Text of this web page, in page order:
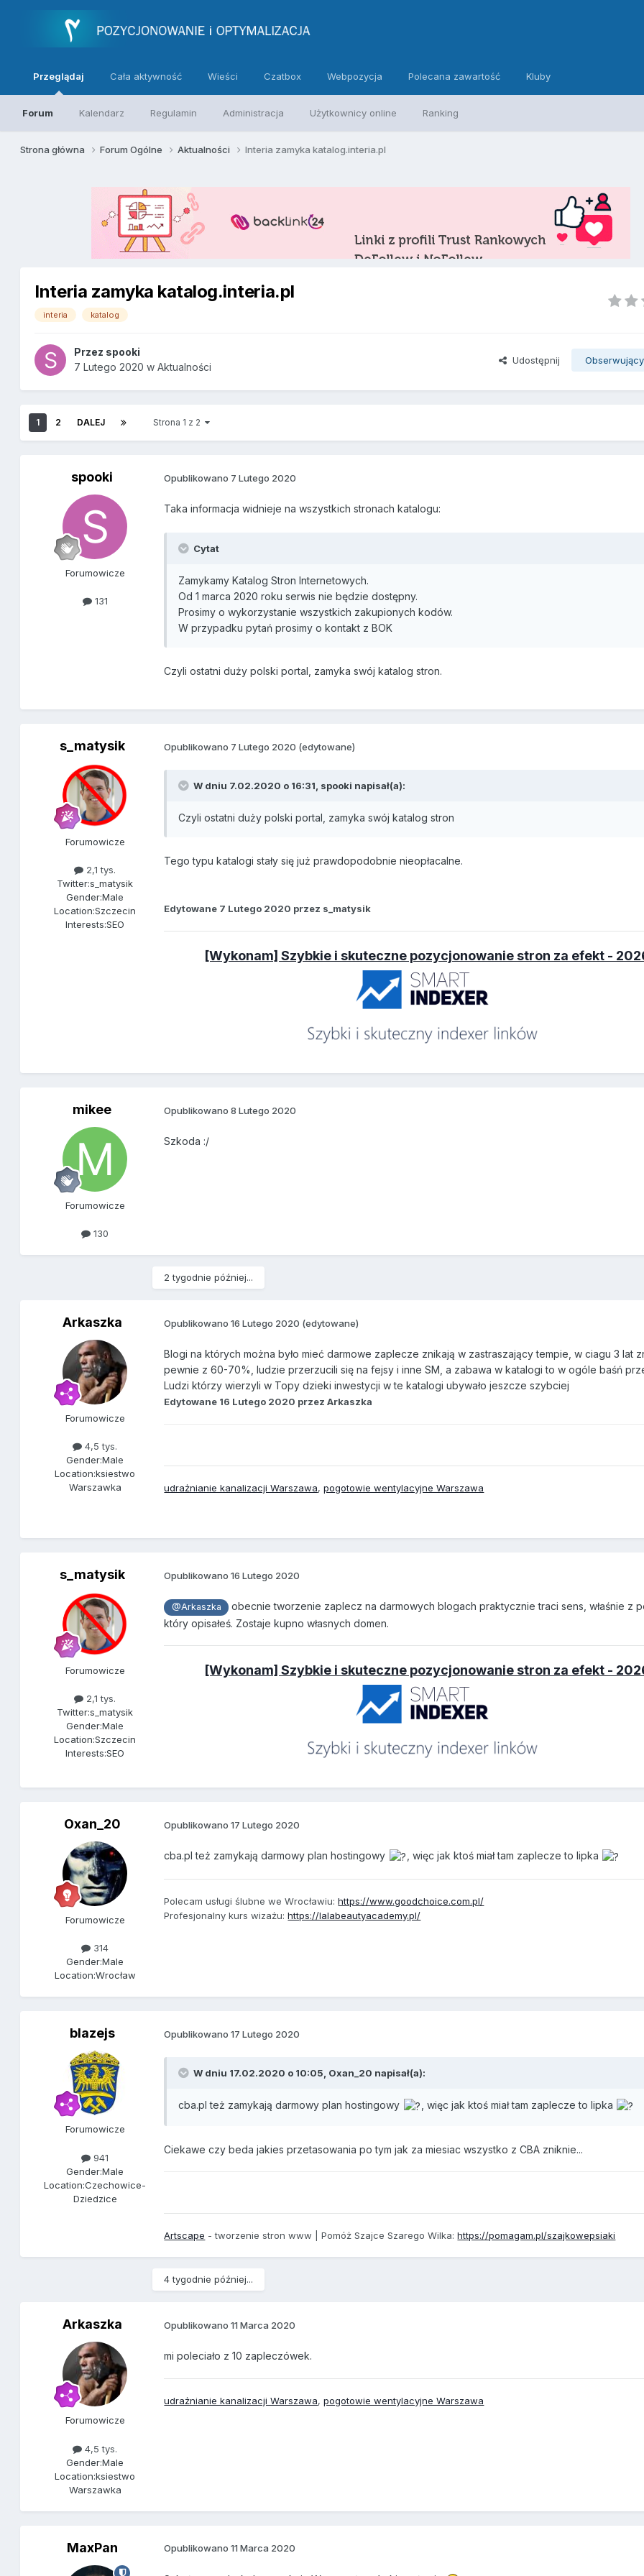
Przeglądaj
Forum Kalendarz Regulamin Administracja Użytkownicy online Ranking
Cała aktywność Wieści Czatbox Webpozycja Polecana zawartość Kluby
Strona główna Forum Ogólne Aktualności Interia zamyka katalog.interia.pl
Interia zamyka katalog.interia.pl
interia katalog
Przez spooki
7 Lutego 2020 wAktualności
Udostępnij Obserwujący
1 2 DALEJ Strona 1 z 2
spooki
Forumowicze
131
Opublikowano 7 Lutego 2020
Taka informacja widnieje na wszystkich stronach katalogu:
Cytat
Zamykamy Katalog Stron Internetowych.
Od 1 marca 2020 roku serwis nie będzie dostępny.
Prosimy o wykorzystanie wszystkich zakupionych kodów.
W przypadku pytań prosimy o kontakt z BOK
Czyli ostatni duży polski portal, zamyka swój katalog stron.
s_matysik
Forumowicze
2,1 tys.
Twitter:s_matysik
Gender:Male
Location:Szczecin
Interests:SEO
Opublikowano 7 Lutego 2020 (edytowane)
W dniu 7.02.2020 o 16:31, spooki napisał(a):
Czyli ostatni duży polski portal, zamyka swój katalog stron
Tego typu katalogi stały się już prawdopodobnie nieopłacalne.
Edytowane 7 Lutego 2020 przez s_matysik
[Wykonam] Szybkie i skuteczne pozycjonowanie stron za efekt -
mikee
Forumowicze
130
Opublikowano8 Lutego 2020
Szkoda :/
2 tygodnie później...
Arkaszka
Forumowicze
4,5 tys.
Gender:Male
Location:ksiestwo
Warszawka
Opublikowano16 Lutego 2020 (edytowane)
Blogi na których można było mieć darmowe zaplecze znikają w zastraszający tempie, w ciagu 3 lat
pewnie z 60-70%, ludzie przerzucili się na fejsy i inne SM, a zabawa w katalogi to w ogóle baśń
Ludzi którzy wierzyli w Topy dzieki inwestycji w te katalogi ubywało jeszcze szybciej
Edytowane 16 Lutego 2020 przez Arkaszka
udrażnianie kanalizacji Warszawa,pogotowie wentylacyjne Warszawa
s_matysik
Forumowicze
2,1 tys.
Twitter:s_matysik
Gender:Male
Location:Szczecin
Interests:SEO
Opublikowano16 Lutego 2020
@Arkaszka
obecnie tworzenie zaplecz na darmowych blogach praktycznie traci sens, właśnie z
który opisałeś. Zostaje kupno własnych domen.
[Wykonam] Szybkie i skuteczne pozycjonowanie stron za efekt -
Oxan_20
Forumowicze
314
Gender:Male
Location:Wrocław
Opublikowano17 Lutego 2020
cba.pl też zamykają darmowy plan hostingowy , więc jak ktoś miał tam zaplecze to lipka
Polecam usługi ślubne we Wrocławiu:https://www.goodchoice.com.pl/
Profesjonalny kurs wizażu:https://lalabeautyacademy.pl/
blazejs
Forumowicze
941
Gender:Male
Location:Czechowice-
Dziedzice
Opublikowano17 Lutego 2020
W dniu 17.02.2020 o 10:05, Oxan_20 napisał(a):
cba.pl też zamykają darmowy plan hostingowy , więc jak ktoś miał tam zaplecze to lipka
Ciekawe czy beda jakies przetasowania po tym jak za miesiac wszystko z CBA zniknie...
Artscape - tworzenie stron www | Pomóż Szajce Szarego Wilka:https://pomagam.pl/szajkowepsiaki
4 tygodnie później...
Arkaszka
Forumowicze
4,5 tys.
Gender:Male
Location:ksiestwo
Warszawka
Opublikowano11 Marca 2020
mi poleciało z 10 zapleczówek.
udrażnianie kanalizacji Warszawa,pogotowie wentylacyjne Warszawa
MaxPan Opublikowano11 Marca 2020